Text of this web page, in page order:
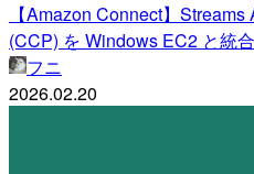
【Amazon Connect】
(CCP) を Windows EC2 と統
フニ
2026.02.20